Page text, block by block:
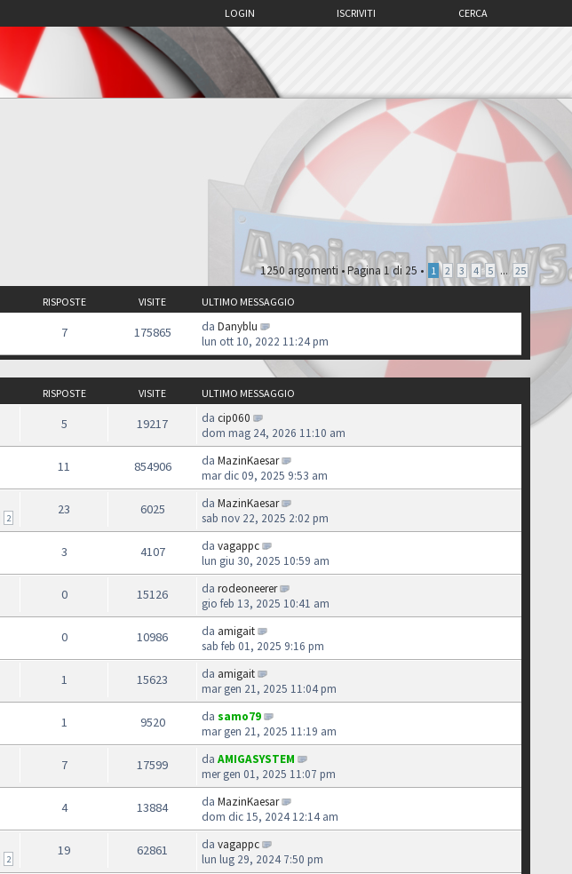
CERCA
ISCRIVITI
LOGIN
1250 argomenti •Pagina 1di 25 • 1 2 3 4 5 ... 25
RISPOSTE VISITE ULTIMO MESSAGGIO
7 175865 da Danyblu
lun ott 10, 2022 11:24 pm
RISPOSTE VISITE ULTIMO MESSAGGIO
5 19217 da cip060
dom mag 24, 2026 11:10 am
11 854906 da MazinKaesar
mar dic 09, 2025 9:53 am
2
23 6025 da MazinKaesar
sab nov 22, 2025 2:02 pm
3 4107 da vagappc
lun giu 30, 2025 10:59 am
0 15126 da rodeoneerer
gio feb 13, 2025 10:41 am
0 10986 da amigait
sab feb 01, 2025 9:16 pm
1 15623 da amigait
mar gen 21, 2025 11:04 pm
1 9520 da samo79
mar gen 21, 2025 11:19 am
7 17599 da AMIGASYSTEM
mer gen 01, 2025 11:07 pm
4 13884 da MazinKaesar
dom dic 15, 2024 12:14 am
2
19 62861 da vagappc
lun lug 29, 2024 7:50 pm